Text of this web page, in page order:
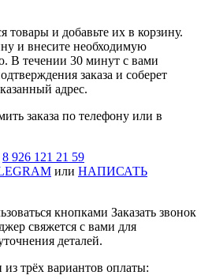
и добавьте их в корзину.
и внесите необходимую
В течении 30 минут с вами
заказа и соберет
адрес.
заказа по телефону или в
8 926 121 21 59
или НАПИСАТЬ
кнопками Заказать звонок
свяжется с вами для
деталей.
трёх вариантов оплаты: